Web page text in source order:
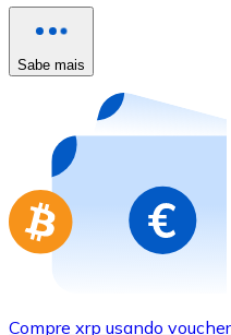
Comprar com cartão
Loja - Cartões-presente
Compre cartões-
Ir para a loja de
Sabe mais
Compre xrp usando